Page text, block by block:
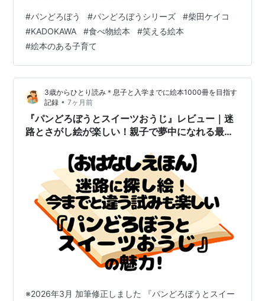
だからこそ、その理由を言葉にしてみたいと思いまし
た。 2026年現在、パンどろぼうシリーズは最新作まで全
7作。作者はイラストレーターでもある柴田ケイコさん。
どの作品も面白いのですが、改めて読み返してみると
「なぜこんなにも子どもに人気なのか」が少しずつ見え
てきました。 そこで今回は、パンどろぼう…
#パンどろぼう #パンどろぼうシリーズ #柴田ケイコ
#KADOKAWA #食べ物絵本 #笑える絵本
#絵本のある子育て
3歳からひとり読み＊息子と入学までに絵本1000冊を目指す
記録 • 7ヶ月前
『パンどろぼうとスイーツおうじ』レビュー｜迷
路とさがし絵が楽しい！親子で夢中になれる最新
※2026年3月 加筆修正しました 『パンどろぼうとスイー